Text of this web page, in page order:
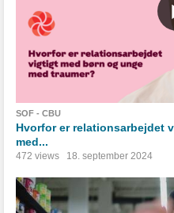
SOF - CBU
Hvorfor er relationsarbejdet
med...
472 views 18. september 2024